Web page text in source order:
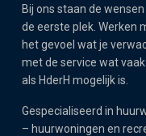
Bij ons staan de
de eerste plek. Werken
het gevoel wat je
met de service wat
als HderH mogelijk is.
Gespecialiseerd in
– huurwoningen en